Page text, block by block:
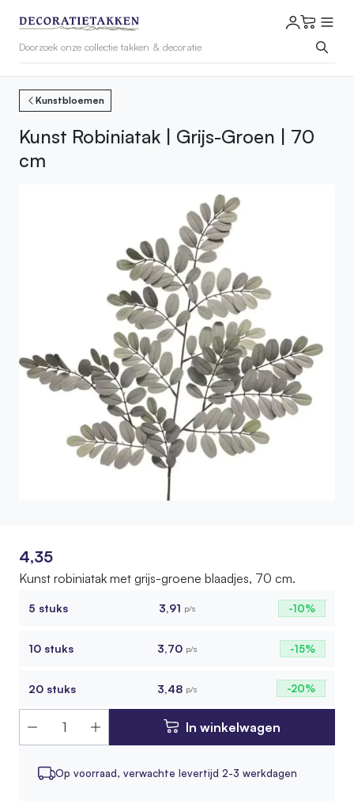
Kunstbloemen
Kunst Robiniatak | Grijs-Groen | 70
cm
4,35
Kunst robiniatak met grijs-groene blaadjes, 70 cm.
5 stuks 3,91 p/s -10%
10 stuks 3,70 p/s -15%
20 stuks 3,48 p/s -20%
In winkelwagen
Op voorraad, verwachte levertijd 2-3 werkdagen